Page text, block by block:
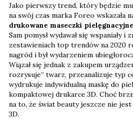
Jako pierwszy trend, który będzie
na swój czas marka Foreo wskazała
drukowane maseczki
Sam pomysł wydawał się wspaniały i
zestawieniach top trendów na 2020
nagród i był wydarzeniem
Wiązał się jednak z zakupem
rozrysuje” twarz, przeanalizuje typ
wydrukuje indywidualną maskę do
kompaktowej drukarce 3D. Choć
na to, że świat beauty jeszcze nie
3D.